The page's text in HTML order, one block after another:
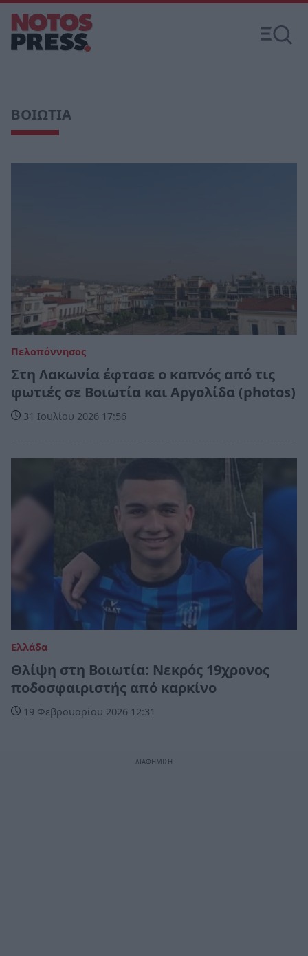
ΒΟΙΩΤΙΑ
Πελοπόννησος
Στη Λακωνία έφτασε ο καπνός από τις
φωτιές σε Βοιωτία και Αργολίδα (photos)
31 Ιουλίου 2026 17:56
Ελλάδα
Θλίψη στη Βοιωτία: Νεκρός 19χρονος
ποδοσφαιριστής από καρκίνο
19 Φεβρουαρίου 2026 12:31